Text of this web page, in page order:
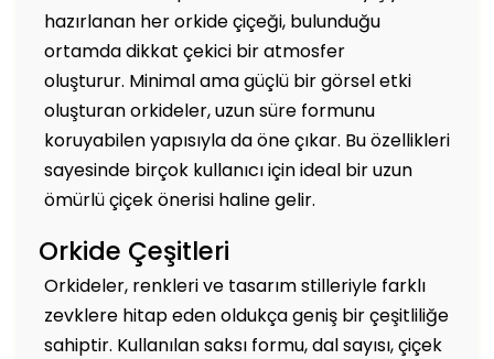
hazırlanan her orkide çiçeği, bulunduğu
ortamda dikkat çekici bir atmosfer
oluşturur. Minimal ama güçlü bir görsel etki
oluşturan orkideler, uzun süre formunu
koruyabilen yapısıyla da öne çıkar. Bu özellikleri
sayesinde birçok kullanıcı için ideal bir uzun
ömürlü çiçek önerisi haline gelir.
Orkide Çeşitleri
Orkideler, renkleri ve tasarım stilleriyle farklı
zevklere hitap eden oldukça geniş bir çeşitliliğe
sahiptir. Kullanılan saksı formu, dal sayısı, çiçek